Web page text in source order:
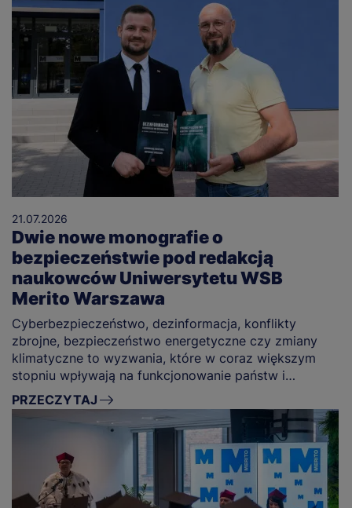
21.07.2026
Dwie nowe monografie o
bezpieczeństwie pod redakcją
naukowców Uniwersytetu WSB
Merito Warszawa
Cyberbezpieczeństwo, dezinformacja, konflikty
zbrojne, bezpieczeństwo energetyczne czy zmiany
klimatyczne to wyzwania, które w coraz większym
stopniu wpływają na funkcjonowanie państw i
społeczeństw.
PRZECZYTAJ